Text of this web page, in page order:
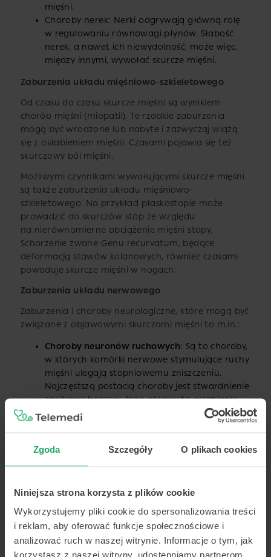
Zgoda Szczegóły O plikach cookies
Niniejsza strona korzysta z plików cookie
Wykorzystujemy pliki cookie do spersonalizowania treści
i reklam, aby oferować funkcje społecznościowe i
analizować ruch w naszej witrynie. Informacje o tym, jak
korzystasz z naszej witryny, udostępniamy partnerom
mięśni.
Choroby nerek: Nerki odgrywają główną rolę
w regulowaniu równowagi płynów. Słabość
nerek, a nawet ich niewydolność, może więc,
między innymi, wywołać skurcze mięśni.
Zaburzenia układu mięśniowo-szkieletowego
Od czasu do czasu skurcze mięśni są wynikiem
chorób mięśni (miopatii). Te rzadkie zaburzenia
mogą być wrodzone lub nabyte i zazwyczaj wiążą
się z osłabieniem mięśni. Czasami pojawia się też
skurczowy ból mięśni.
Możliwymi czynnikami wywołującymi skurcze mięśni
są także zaburzenia układu mięśniowo-
szkieletowego. Na przykład płaskostopie może
prowadzić do skurczów stóp ze względu
na nierównomierne obciążenie mięśni stopy.
Schorzenie zwane Genu recurvatum, będące
deformacją stawów kolanowych, również czasami
powoduje skurcze mięśni w nogach.
Zaburzenia układu nerwowego
Zaburzenia i choroby neurologiczne, które mogą być
związane z objawowymi skurczami mięśni to m.in.:
Choroby neuronów ruchowych: Są to choroby,
w których komórki nerwowe stymulujące ruchy
mięśni ulegają stopniowemu zniszczeniu.
Najczęstszą postacią choroby jest stwardnienie
zanikowe boczne. Jego objawy to osłabienie
mięśni, zanik mięśni i skurcze mięśni.
obwodowych (np. nerwów nóg), co może
powodować skurcze mięśni. Choroby te mogą
ale czasem także wielu. W tym drugim
przypadku jest to tzw. polineuropatia. Często
jest spowodowana cukrzycą lub alkoholizmem.
Radikulopatie
: Są to choroby korzeni
nerwowych (w obszarze kręgosłupa),